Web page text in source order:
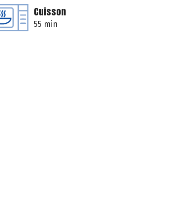
Cuisson
55 min